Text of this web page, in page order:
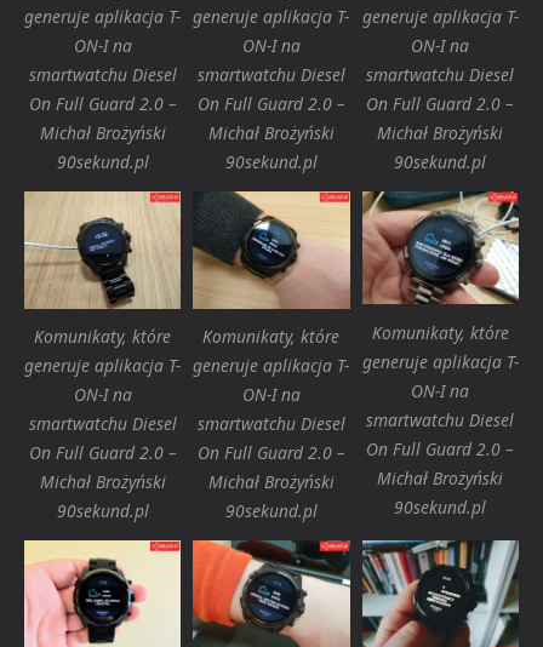
generuje aplikacja T-
ON-I na
smartwatchu Diesel
On Full Guard 2.0 –
Michał Brożyński
90sekund.pl
generuje aplikacja T-
ON-I na
smartwatchu Diesel
On Full Guard 2.0 –
Michał Brożyński
90sekund.pl
generuje aplikacja T-
ON-I na
smartwatchu Diesel
On Full Guard 2.0 –
Michał Brożyński
90sekund.pl
Komunikaty, które
generuje aplikacja T-
ON-I na
smartwatchu Diesel
On Full Guard 2.0 –
Michał Brożyński
90sekund.pl
Komunikaty, które
generuje aplikacja T-
ON-I na
smartwatchu Diesel
On Full Guard 2.0 –
Michał Brożyński
90sekund.pl
Komunikaty, które
generuje aplikacja T-
ON-I na
smartwatchu Diesel
On Full Guard 2.0 –
Michał Brożyński
90sekund.pl